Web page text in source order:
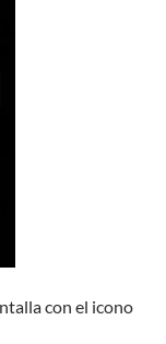
con el icono